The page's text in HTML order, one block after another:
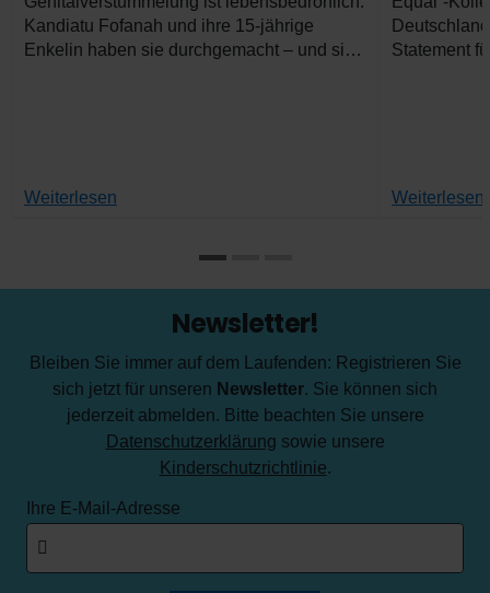
Kandiatu Fofanah und ihre 15-jährige
Enkelin haben sie durchgemacht – und sind
Weiterlesen
Statement
Weiterlesen
Newsletter!
Bleiben Sie immer auf dem Laufenden: Registrieren Sie
sich jetzt für unseren Newsletter. Sie können sich
jederzeit abmelden. Bitte beachten Sie unsere
Datenschutzerklärung sowie unsere
Kinderschutzrichtlinie.
Ihre E-Mail-Adresse